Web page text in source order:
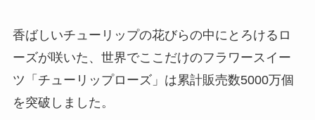
香ばしいチューリップの花びらの中にとろけるロ
ーズが咲いた、世界でここだけのフラワースイー
ツ「チューリップローズ」は累計販売数5000万個
を突破しました。